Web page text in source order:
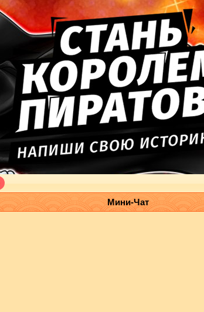
Мини-Чат